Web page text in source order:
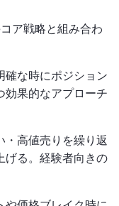
ア戦略と組み合わ
確な時にポジション
効果的なアプローチ
・高値売りを繰り返
げる。経験者向きの